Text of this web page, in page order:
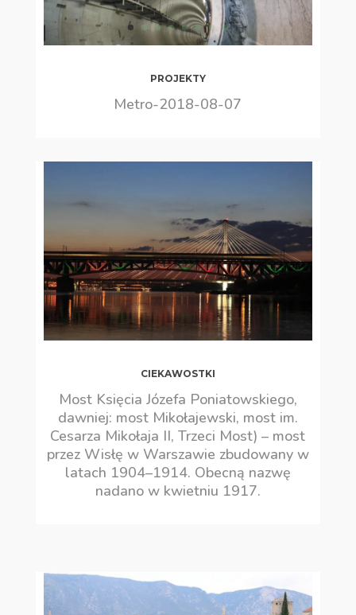
PROJEKTY
Metro-2018-08-07
CIEKAWOSTKI
Most Księcia Józefa Poniatowskiego,
dawniej: most Mikołajewski, most im.
Cesarza Mikołaja II, Trzeci Most) – most
przez Wisłę w Warszawie zbudowany w
latach 1904–1914. Obecną nazwę
nadano w kwietniu 1917.